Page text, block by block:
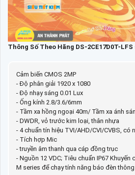
Thông Số Theo Hãng DS-2CE17D0T-
Cảm biến CMOS 2MP
- Độ phân giải 1920 x 1080
- Độ nhạy sáng 0.01 Lux
- Ống kính 2.8/3.6/6mm
- Tầm xa hồng ngoại 40m/ Tầm xa ánh
- DWDR, vỏ trước kim loại, thân nhựa
- 4 chuẩn tín hiệu TVI/AHD/CVI/CVBS, có
- Tích hợp Mic
- truyền âm thanh qua cáp đồng trục
- Nguồn 12 VDC; Tiêu chuẩn IP67 Khuyến
M series để chạy tính năng báo đèn